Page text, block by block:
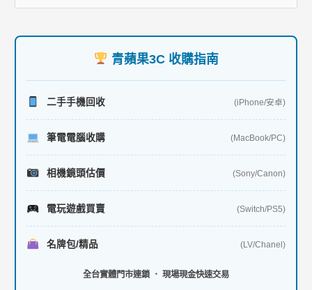
青蘋果3C 收購指南
二手手機回收 (iPhone/安卓)
筆電電腦收購 (MacBook/PC)
相機鏡頭估價 (Sony/Canon)
電玩遊戲買賣 (Switch/PS5)
名牌包/精品 (LV/Chanel)
全台實體門市連鎖 ． 現場現金快速交易
目